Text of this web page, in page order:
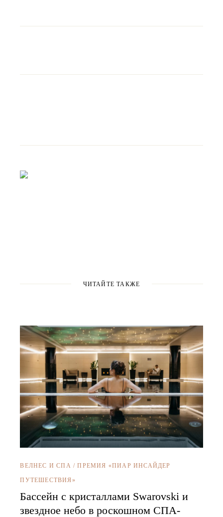
ЧИТАЙТЕ ТАКЖЕ
ВЕЛНЕС И СПА /ПРЕМИЯ «ПИАР ИНСАЙДЕР
ПУТЕШЕСТВИЯ»
Бассейн с кристаллами Swarovski и
звездное небо в роскошном СПА-